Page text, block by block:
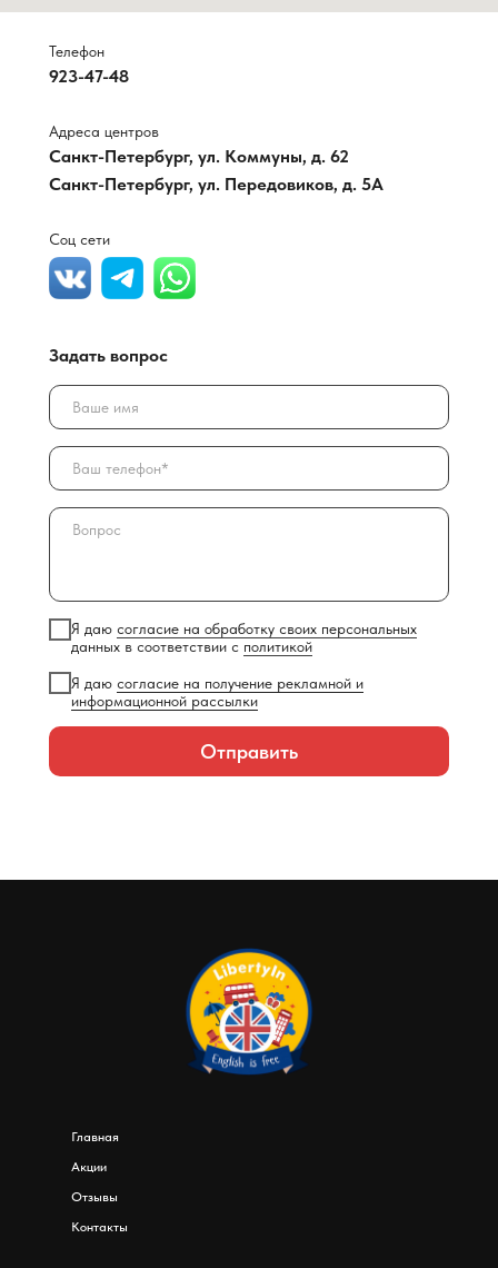
Я даю согласие на обработку своих персональных
данных в соответствии с политикой
Я даю согласие на получение рекламной и
информационной рассылки
Отправить
Соц сети
Санкт-Петербург, ул. Коммуны, д. 62
Санкт-Петербург, ул. Передовиков, д. 5A
Адреса центров
Задать вопрос
923-47-48
Телефон
Главная
Акции
Отзывы
Контакты